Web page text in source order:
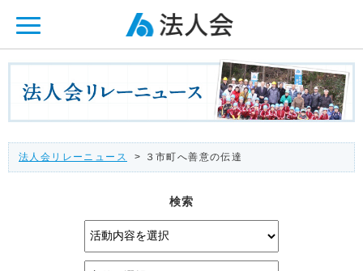
法人会リレーニュース > ３市町へ善意の伝達
検索